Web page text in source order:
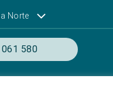
Norte
580